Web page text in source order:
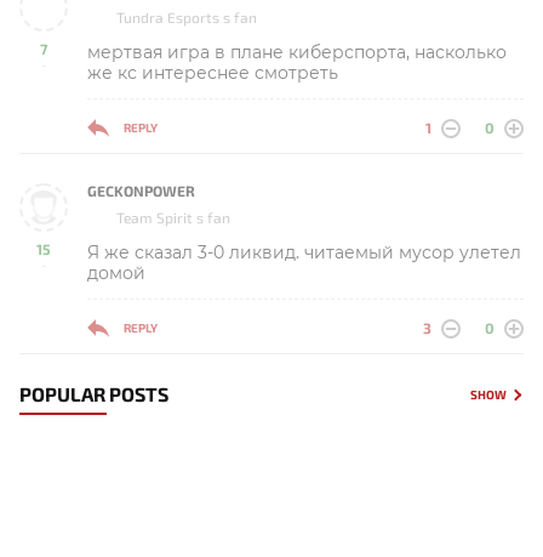
7
-
Tundra Esports s fan
мертвая игра в плане киберспорта, насколько
же кс интереснее смотреть
REPLY 1 0
15
-
GECKONPOWER
Team Spirit s fan
Я же сказал 3-0 ликвид. читаемый мусор улетел
домой
REPLY 3 0
POPULAR POSTS SHOW